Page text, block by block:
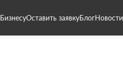
БизнесуОставить заявкуБлогНовости